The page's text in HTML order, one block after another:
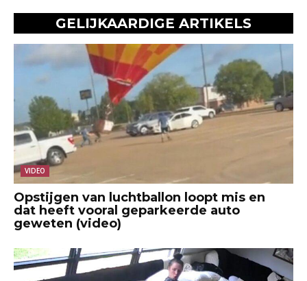
GELIJKAARDIGE ARTIKELS
VIDEO
Opstijgen van luchtballon loopt mis en
dat heeft vooral geparkeerde auto
geweten (video)